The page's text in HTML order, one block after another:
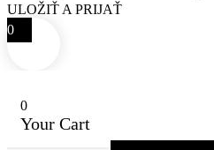
ULOŽIŤ A PRIJAŤ
0
0
Your Cart